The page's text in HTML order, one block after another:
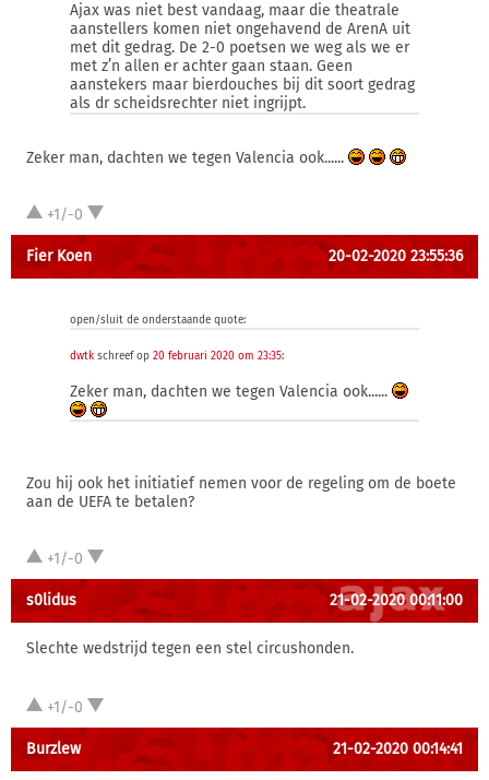
Ajax was niet best vandaag, maar die theatrale
aanstellers komen niet ongehavend de ArenA uit
met dit gedrag. De 2-0 poetsen we weg als we er
met z’n allen er achter gaan staan. Geen
aanstekers maar bierdouches bij dit soort gedrag
als dr scheidsrechter niet ingrijpt.
Zeker man, dachten we tegen Valencia ook......
+1/-0
Fier Koen 20-02-2020 23:55:36
open/sluit de onderstaande quote:
dwtk schreef op 20 februari 2020 om 23:35:
Zeker man, dachten we tegen Valencia ook......
Zou hij ook het initiatief nemen voor de regeling om de boete
aan de UEFA te betalen?
+1/-0
s0lidus 21-02-2020 00:11:00
Slechte wedstrijd tegen een stel circushonden.
+1/-0
Burzlew 21-02-2020 00:14:41